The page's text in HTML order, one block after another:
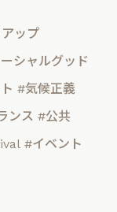
ップ
シャルグッド
#気候正義
ンス #公共
#イベント